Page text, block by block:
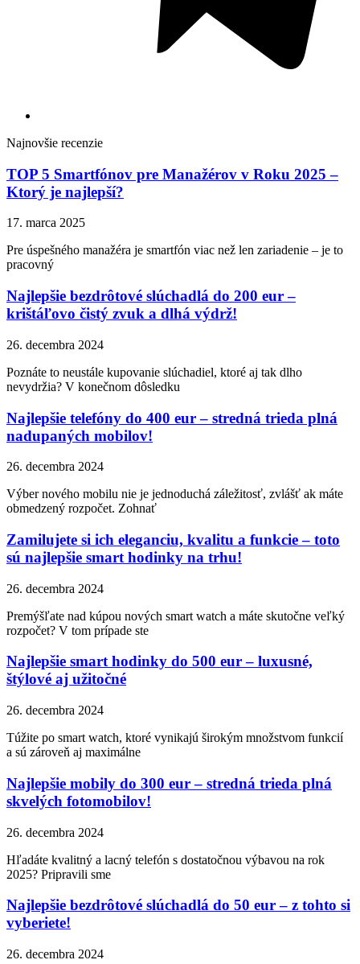
Najnovšie recenzie
TOP 5 Smartfónov pre Manažérov v Roku 2025 –
Ktorý je najlepší?
17. marca 2025
Pre úspešného manažéra je smartfón viac než len zariadenie – je to
pracovný
Najlepšie bezdrôtové slúchadlá do 200 eur –
krištáľovo čistý zvuk a dlhá výdrž!
26. decembra 2024
Poznáte to neustále kupovanie slúchadiel, ktoré aj tak dlho
nevydržia? V konečnom dôsledku
Najlepšie telefóny do 400 eur – stredná trieda plná
nadupaných mobilov!
26. decembra 2024
Výber nového mobilu nie je jednoduchá záležitosť, zvlášť ak máte
obmedzený rozpočet. Zohnať
Zamilujete si ich eleganciu, kvalitu a funkcie – toto
sú najlepšie smart hodinky na trhu!
26. decembra 2024
Premýšľate nad kúpou nových smart watch a máte skutočne veľký
rozpočet? V tom prípade ste
Najlepšie smart hodinky do 500 eur – luxusné,
štýlové aj užitočné
26. decembra 2024
Túžite po smart watch, ktoré vynikajú širokým množstvom funkcií
a sú zároveň aj maximálne
Najlepšie mobily do 300 eur – stredná trieda plná
skvelých fotomobilov!
26. decembra 2024
Hľadáte kvalitný a lacný telefón s dostatočnou výbavou na rok
2025? Pripravili sme
Najlepšie bezdrôtové slúchadlá do 50 eur – z tohto si
vyberiete!
26. decembra 2024